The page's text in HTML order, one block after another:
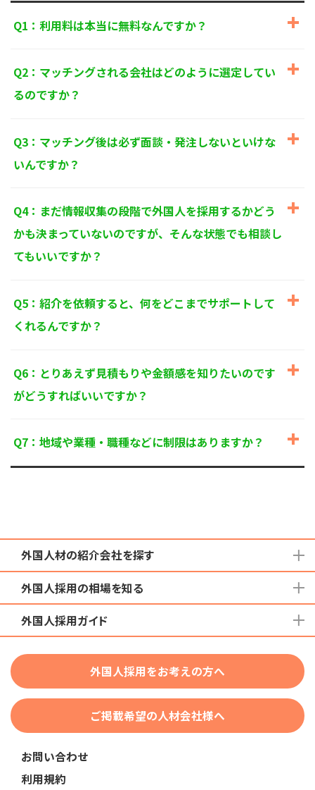
本人からの苦情および相談があった場合には、適切か
正、削除、または利用もしくは提供の停止等を求めら
れたときは、適法かつ遅滞なく応じます。
に関する法令、国が定める指針およびその他の規範を
TEL：0120-550-580
株式会社 アルフォース･ワン 個人情報保護担当
Q1：利用料は本当に無料なんですか？
Q2：マッチングされる会社はどのように選定してい
るのですか？
Q3：マッチング後は必ず面談・発注しないといけな
いんですか？
Q4：まだ情報収集の段階で外国人を採用するかどう
かも決まっていないのですが、そんな状態でも相談し
てもいいですか？
Q5：紹介を依頼すると、何をどこまでサポートして
くれるんですか？
Q6：とりあえず見積もりや金額感を知りたいのです
がどうすればいいですか？
Q7：地域や業種・職種などに制限はありますか？
外国人材の紹介会社を探す
地域から検索する
国籍から検索する
在留資格から検索する
団体種別から探す
業界・職種から検索する
外国人採用の相場を知る
育成就労外国人の受け入れ相場
技人国・高度人材の受け入れ相場
外国人採用ガイド
特定技能
技術・人文知識・国際業務
外国人採用をお考えの方へ
ご掲載希望の人材会社様へ
お問い合わせ
利用規約